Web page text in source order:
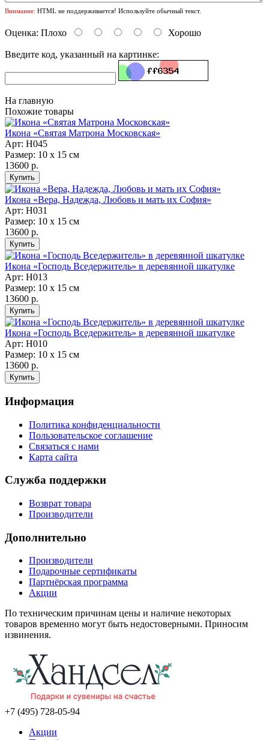
Внимание: HTML не поддерживается! Используйте обычный текст.
Оценка: Плохо Хорошо
Введите код, указанный на картинке:
На главную
Похожие товары
Икона «Святая Матрона Московская»
Арт: Н045
Размер: 10 х 15 см
13600 р.
Икона «Вера, Надежда, Любовь и мать их София»
Арт: Н031
Размер: 10 х 15 см
13600 р.
Икона «Господь Вседержитель» в деревянной шкатулке
Арт: Н013
Размер: 10 х 15 см
13600 р.
Икона «Господь Вседержитель» в деревянной шкатулке
Арт: Н010
Размер: 10 х 15 см
13600 р.
Информация
Политика конфиденциальности
Пользовательское соглашение
Связаться с нами
Карта сайта
Служба поддержки
Возврат товара
Производители
Дополнительно
Производители
Подарочные сертификаты
Партнёрская программа
Акции
По техническим причинам цены и наличие некоторых
товаров временно могут быть недостоверными. Приносим
извинения.
+7 (495) 728-05-94
Акции